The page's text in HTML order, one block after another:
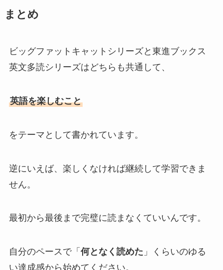
まとめ
ビッグファットキャットシリーズと東進ブックス
英文多読シリーズはどちらも共通して、
英語を楽しむこと
をテーマとして書かれています。
逆にいえば、楽しくなければ継続して学習できま
せん。
最初から最後まで完璧に読まなくていいんです。
自分のペースで「 何となく読めた 」くらいのゆる
い達成感から始めてください。